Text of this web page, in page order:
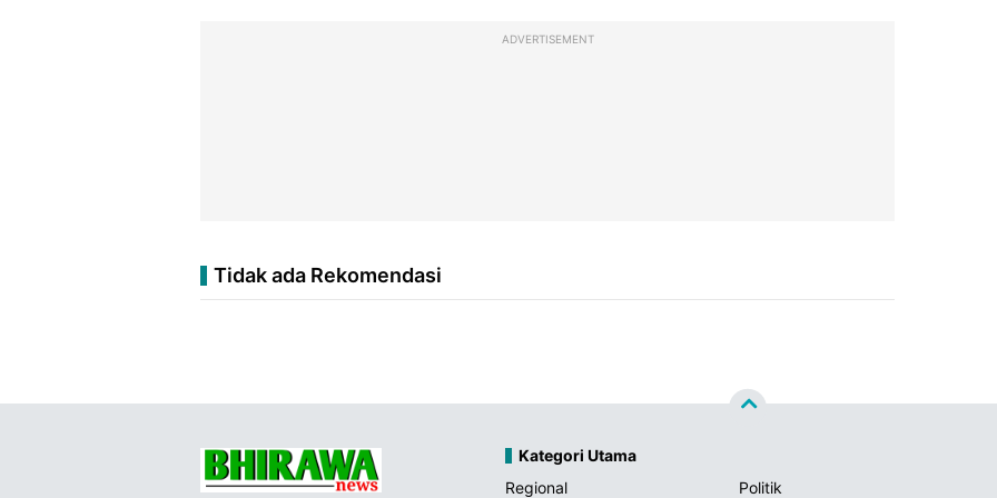
ADVERTISEMENT
Tidak ada Rekomendasi
Kategori Utama
Regional
Politik